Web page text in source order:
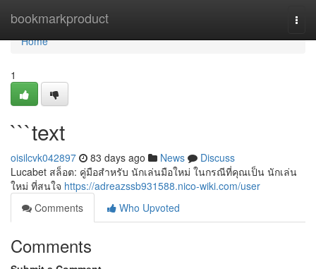
bookmarkproduct
Home
Home
1
```text
oisilcvk042897 83 days ago News
Discuss
Lucabet สล็อต: คู่มือสำหรับ นักเล่นมือใหม่ ในกรณีที่คุณเป็น นักเล่น
ใหม่ ที่สนใจ https://adreazssb931588.nico-wiki.com/user
Comments
Who Upvoted
Comments